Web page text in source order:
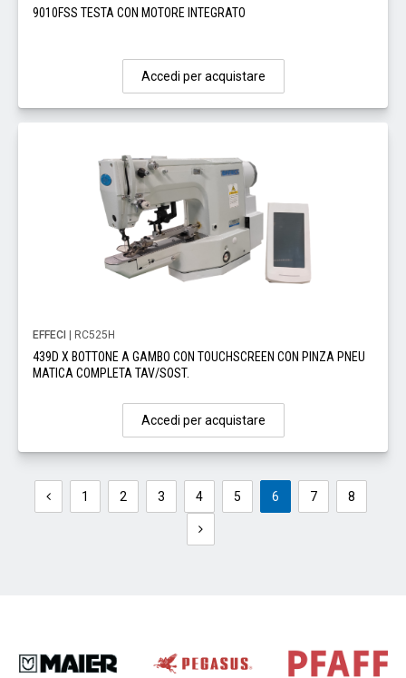
9010FSS TESTA CON MOTORE INTEGRATO
Accedi per acquistare
EFFECI | RC525H
439D X BOTTONE A GAMBO CON TOUCHSCREEN CON PINZA PNEU
MATICA COMPLETA TAV/SOST.
Accedi per acquistare
1 2 3 4 5 6 7 8